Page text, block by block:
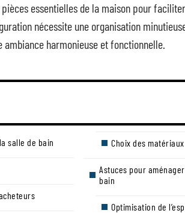
pièces essentielles de la maison pour
nécessite une organisation
harmonieuse et fonctionnelle.
salle de bain Choix des matériaux
Astuces pour
bain
Optimisation de